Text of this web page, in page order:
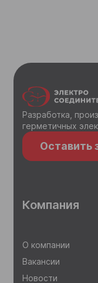
Разработка,
герметичных
Оставить
Компания
О компании
Вакансии
Новости